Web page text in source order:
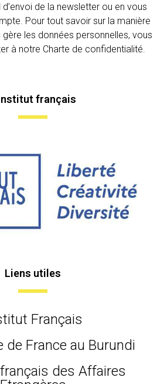
d’envoi de la newsletter ou en vous
Pour tout savoir sur la manière
gère les données personnelles, vous
à notre Charte de confidentialité.
français
Liens utiles
Français
de France au Burundi
des Affaires